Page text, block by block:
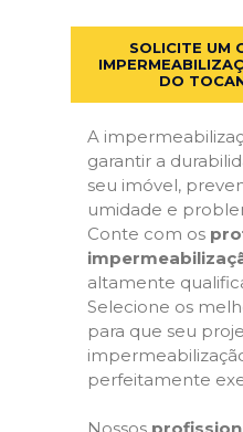
SOLICITE UM
DO
A
garantir a
seu imóvel,
umidade e
Conte com os
altamente
Selecione os
para que seu
perfeitamente